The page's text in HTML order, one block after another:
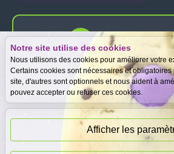
Notre site utilise des cookies
Nous utilisons des cookies pour améliorer votre
Certains cookies sont nécessaires et
site, d'autres sont optionnels et nous aident à
pouvez accepter ou refuser ces cookies.
Afficher les
Expertise
gratuite
Paiement
immédiat